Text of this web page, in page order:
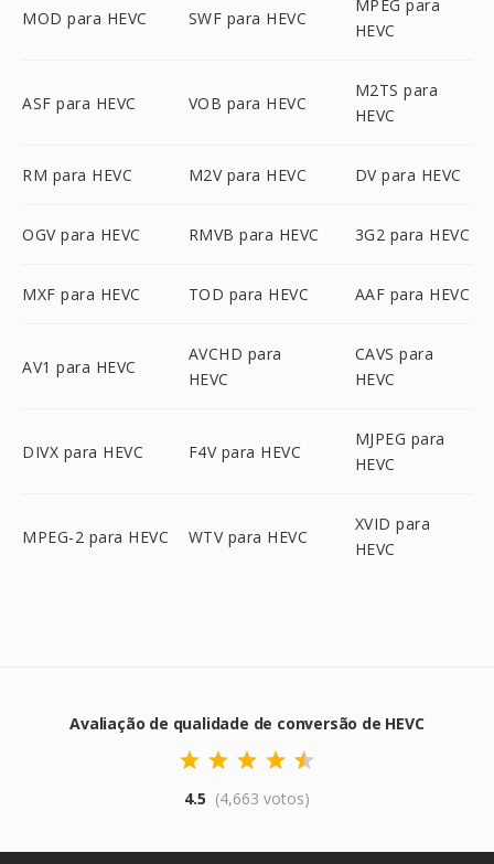
MOD para HEVC SWF para HEVC
MPEG para
HEVC
ASF para HEVC VOB para HEVC
M2TS para
HEVC
RM para HEVC M2V para HEVC DV para HEVC
OGV para HEVC RMVB para HEVC 3G2 para HEVC
MXF para HEVC TOD para HEVC AAF para HEVC
AV1 para HEVC
AVCHD para
HEVC
CAVS para
HEVC
DIVX para HEVC F4V para HEVC
MJPEG para
HEVC
MPEG-2 para HEVC WTV para HEVC
XVID para
HEVC
Avaliação de qualidade de conversão de HEVC
4.5 (4,663 votos)